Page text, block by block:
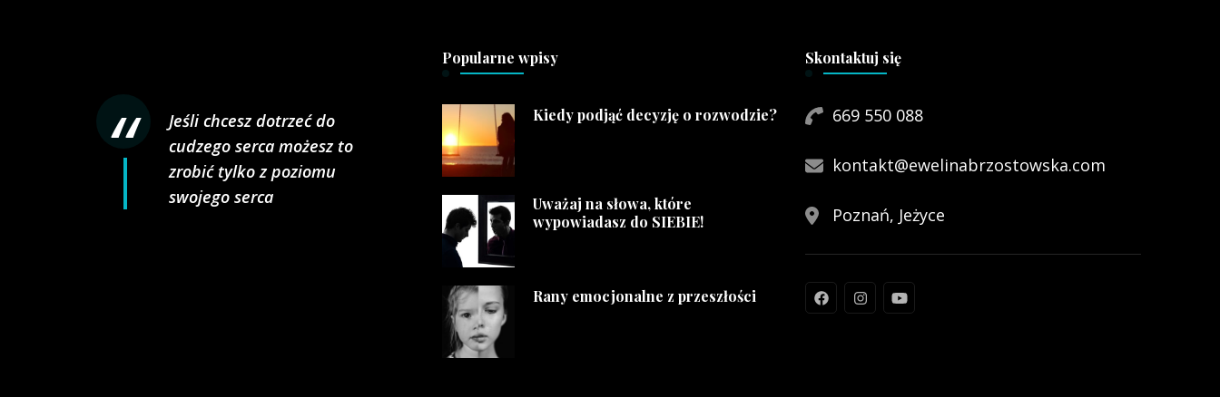
Jeśli chcesz dotrzeć do
cudzego serca możesz to
zrobić tylko z poziomu
swojego serca
Popularne wpisy
Kiedy podjąć decyzję o rozwodzie?
Uważaj na słowa, które
wypowiadasz do SIEBIE!
Rany emocjonalne z przeszłości
Skontaktuj się
669 550 088
kontakt@ewelinabrzostowska.com
Poznań, Jeżyce